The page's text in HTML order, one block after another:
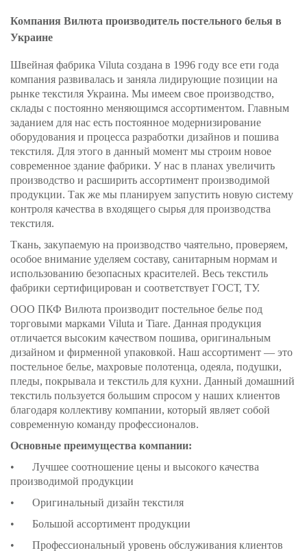
Компания Вилюта производитель постельного белья в
Украине
Швейная фабрика Viluta создана в 1996 году все ети года
компания развивалась и заняла лидирующие позиции на
рынке текстиля Украина. Мы имеем свое производство,
склады с постоянно меняющимся ассортиментом. Главным
заданием для нас есть постоянное модернизирование
оборудования и процесса разработки дизайнов и пошива
текстиля. Для этого в данный момент мы строим новое
современное здание фабрики. У нас в планах увеличить
производство и расширить ассортимент производимой
продукции. Так же мы планируем запустить новую систему
контроля качества в входящего сырья для производства
текстиля.
Ткань, закупаемую на производство чаятельно, проверяем,
особое внимание уделяем составу, санитарным нормам и
использованию безопасных красителей. Весь текстиль
фабрики сертифицирован и соответствует ГОСТ, ТУ.
ООО ПКФ Вилюта производит постельное белье под
торговыми марками Viluta и Tiare. Данная продукция
отличается высоким качеством пошива, оригинальным
дизайном и фирменной упаковкой. Наш ассортимент — это
постельное белье, махровые полотенца, одеяла, подушки,
пледы, покрывала и текстиль для кухни. Данный домашний
текстиль пользуется большим спросом у наших клиентов
благодаря коллективу компании, который являет собой
современную команду профессионалов.
Основные преимущества компании:
•
Лучшее соотношение цены и высокого качества
производимой продукции
•
Оригинальный дизайн текстиля
•
Большой ассортимент продукции
•
Профессиональный уровень обслуживания клиентов